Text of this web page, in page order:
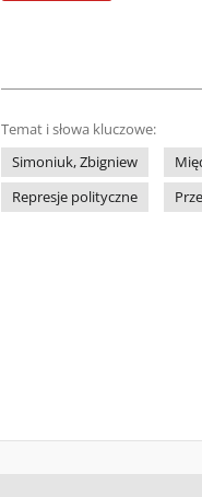
Temat i słowa kluczowe:
Simoniuk, Zbigniew
Represje polityczne